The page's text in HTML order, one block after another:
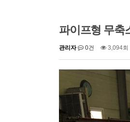
파이프형 무축
관리자 0건 3,094회